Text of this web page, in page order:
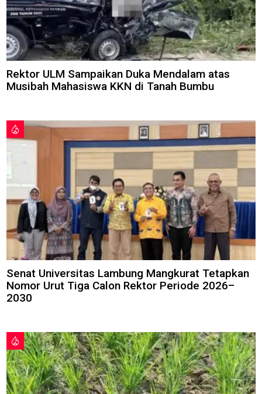
Rektor ULM Sampaikan Duka Mendalam atas
Musibah Mahasiswa KKN di Tanah Bumbu
Senat Universitas Lambung Mangkurat Tetapkan
Nomor Urut Tiga Calon Rektor Periode 2026–
2030